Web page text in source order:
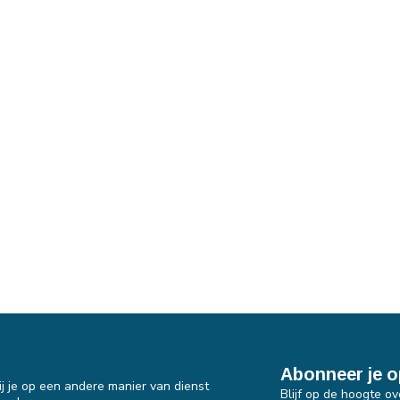
op een andere manier van dienst
Abonneer je
Blijf op de hoogte